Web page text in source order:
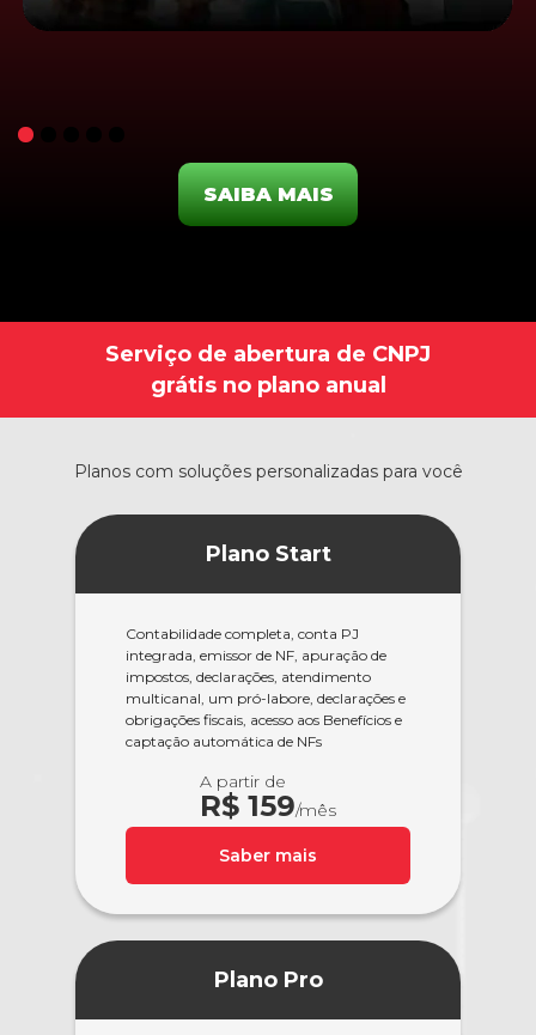
SAIBA MAIS
Serviço de abertura de CNPJ
grátis no plano anual
Planos com soluções personalizadas para você
Plano Start
Contabilidade completa, conta PJ
integrada, emissor de NF, apuração de
impostos, declarações, atendimento
multicanal, um pró-labore, declarações e
obrigações fiscais, acesso aos Benefícios e
captação automática de NFs
A partir de
R$ 159/mês
Saber mais
Plano Pro